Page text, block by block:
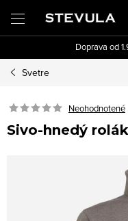
obsah
Doprava od
Svetre
Neohodnotené
Sivo-hnedý